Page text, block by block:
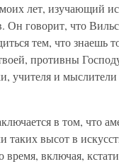
лет, изучающий
Он говорит, что
тем, что знаешь
противны
учителя и
в том, что
таких высот в
включая,